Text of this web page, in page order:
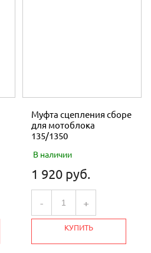
Муфта сцепления сборе
для мотоблока
135/1350
В наличии
1 920 руб.
- +
КУПИТЬ